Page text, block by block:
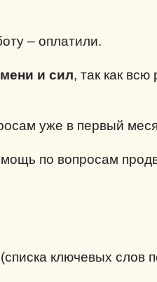
– оплатили.
и сил, так как всю
уже в первый
по вопросам
(списка ключевых слов